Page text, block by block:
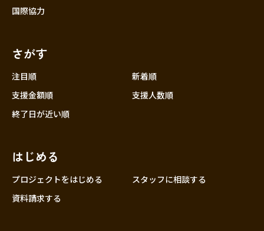
中国
国際協力
さがす
注目順
新着順
支援金額順
支援人数順
終了日が近い順
はじめる
プロジェクトをはじめる
スタッフに相談する
資料請求する